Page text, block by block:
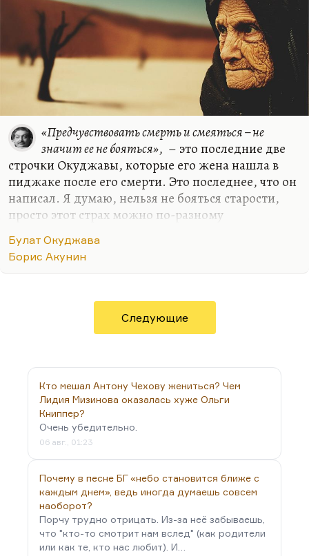
«Предчувствовать смерть и смеяться – не
значит ее не бояться», – это последние две
строчки Окуджавы, которые его жена нашла в
пиджаке после его смерти. Это последнее, что он
написал. Я думаю, нельзя не бояться старости,
просто этот страх можно по-разному
немощи – творческой, физической. Чтобы ее не
чувствовать, надо себя держать в
иногда, вы не поверите, хочется передохнуть.
Мне иногда хочется поспать днем, не писать
никому не нужных бесчисленных статей, которые
бесплатно. Я и эту программу веду бесплатно. От
некоторых активностей мне…
Булат Окуджава
Борис Акунин
Следующие
Кто мешал Антону Чехову жениться? Чем
Лидия Мизинова оказалась хуже Ольги
Книппер?
Очень убедительно.
06 авг., 01:23
Почему в песне БГ «небо становится ближе с
каждым днем», ведь иногда думаешь совсем
наоборот?
Порчу трудно отрицать. Из-за неё забываешь,
что "кто-то смотрит нам вслед" (как родители
или как те, кто нас любит). И…